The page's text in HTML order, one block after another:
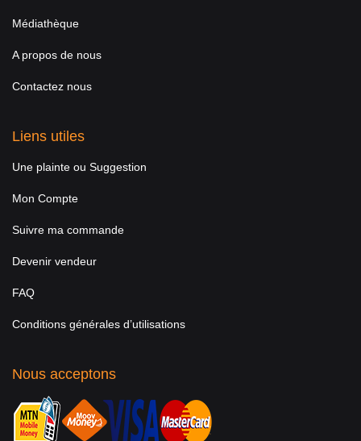
Médiathèque
A propos de nous
Contactez nous
Liens utiles
Une plainte ou Suggestion
Mon Compte
Suivre ma commande
Devenir vendeur
FAQ
Conditions générales d’utilisations
Nous acceptons